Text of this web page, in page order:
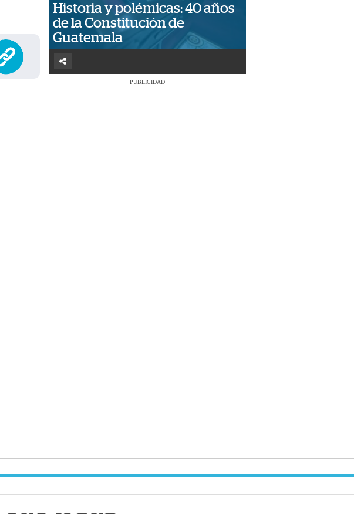
Historia y polémicas: 40 años
de la Constitución de
Guatemala
PUBLICIDAD